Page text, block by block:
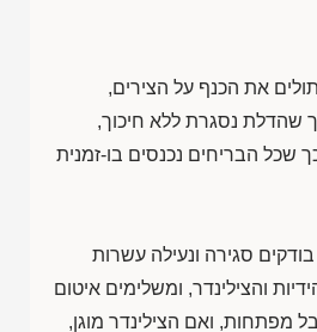
תולים את הכנף על הצירים,
שהדלת נסגרת ללא חיכוך,
כך שכל הבריחים נכנסים בו-זמנית
בודקים סגירה ונעילה עשרות
והצילינדר, ומשלימים איטום
מפתחות, ואם הצילינדר מוגן,